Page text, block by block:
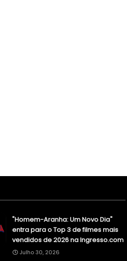
"Homem-Aranha: Um Novo Dia"
entra para o Top 3 de filmes mais
vendidos de 2026 na Ingresso.com
Julho 30, 2026